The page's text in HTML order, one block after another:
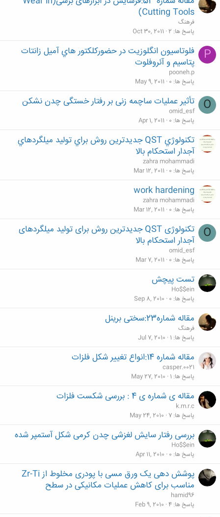
Cutting Tools)
فرهنگ
پاسخ ها 2
Oct 30, 2011
P
فلوتاسيون انگلوزيت در حضوركلكتور هاي آميل زانتات
پتاسيم و آئروفلوت
pooneh.p
پاسخ ها 0
May 9, 2011
O تأثیر عملیات ساچمه زنی بر رفتار خستگی چدن نشکن
omid_esf
پاسخ ها 0
Apr 1, 2011
تكنولوژي QST جديدترين روش براي توليد ميلگردهاي
آجدار استحكام بالا
zahra mohammadi
پاسخ ها 0
Mar 12, 2011
work hardening
zahra mohammadi
پاسخ ها 0
Mar 12, 2011
O
تکنولوژی QST جدیدترین روش برای تولید میلگردهای
آجدار استحکام بالا
omid_esf
پاسخ ها 0
Mar 7, 2011
تست پيچش
Ho$$ein
پاسخ ها 0
Sep 8, 2010
مقاله شماره23:سختی برینل
فرهنگ
پاسخ ها 1
Jul 7, 2010
مقاله شماره 14:انواع تغيير شكل فلزات
casper.0021
پاسخ ها 1
May 27, 2010
مقاله ی شماره ی 4 : بررسی شکست فلزات
k.m.r.c
پاسخ ها 7
May 24, 2010
بررسی رفتار سایش لغزشی چدن کرمی شکل آستمپر شده
Ho$$ein
پاسخ ها 0
Apr 11, 2010
پوشش دهی یک ورق مسی با پودری مخلوط از Zr-Ti
مناسب برای کاهش عملیات مکانیکی در سطح
hamid96
پاسخ ها 4
Feb 9, 2010